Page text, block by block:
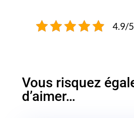
4.9/
Vous risquez
d’aimer…